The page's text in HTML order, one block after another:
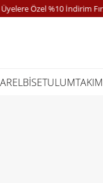
Özel %10 İndirim Fırsatı
ELBİSETULUMTAKIM